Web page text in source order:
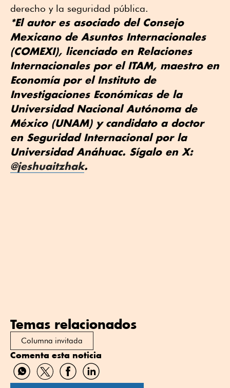
derecho y la seguridad pública.
*El autor es asociado del Consejo
Mexicano de Asuntos Internacionales
(COMEXI), licenciado en Relaciones
Internacionales por el ITAM, maestro en
Economía por el Instituto de
Investigaciones Económicas de la
Universidad Nacional Autónoma de
México (UNAM) y candidato a doctor
en Seguridad Internacional por la
Universidad Anáhuac. Sígalo en X:
@jeshuaitzhak.
Temas relacionados
Columna invitada
Comenta esta noticia
Compartir
por
Compartir
por
Compartir
por
Compartir
por